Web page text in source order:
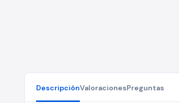
DescripciónValoracionesPreguntas